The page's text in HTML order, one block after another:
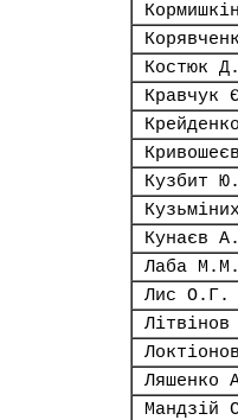
Костюк
Кравчук
Кузбит
Кунаєв
Лаба М.М.
Лис О.Г.
Ляшенко
Мандзій